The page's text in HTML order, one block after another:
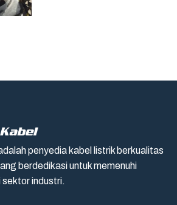
penyedia kabel listrik berkualitas
berdedikasi untuk memenuhi
sektor industri.